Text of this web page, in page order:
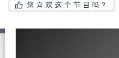
您喜欢这个节目吗?